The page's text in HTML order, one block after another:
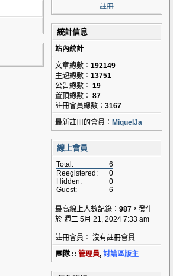
註冊
統計信息
站內統計
文章總數： 192149
主題總數： 13751
公告總數： 19
置頂總數： 87
註冊會員總數： 3167
最新註冊的會員： MiquelJa
線上會員
Total:
6
Reegistered:
0
Hidden:
0
Guest:
6
最高線上人數記錄： 987 ，發生
於 週二 5月 21, 2024 7:33 am
註冊會員： 沒有註冊會員
團隊 :: 管理員, 討論區版主